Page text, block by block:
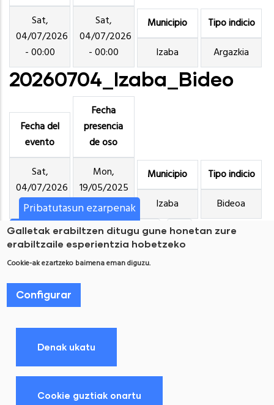
Sat,
04/07/2026
- 00:00
Sat,
04/07/2026
- 00:00
Municipio
Izaba
Tipo indicio
Argazkia
20260704_Izaba_Bideo
Fecha del
evento
Sat,
04/07/2026
- 00:00
Fecha
presencia
de oso
Mon,
19/05/2025
- 00:00
Municipio
Izaba
Tipo indicio
Bideoa
CURRENT
PAGE
1 PAGE
2 PAGE
3 PAGE
4 PAGE
5 PAGE
6
Subscribe to
Pie
LEGE OHARRA ETA PRIBATUTASUN POLITIKA
COOKIEN POLITIKA
Pribatutasun ezarpenak
Galletak erabiltzen ditugu gune honetan zure
erabiltzaile esperientzia hobetzeko
Cookie-ak ezartzeko baimena eman diguzu.
Configurar
Denak ukatu
Cookie guztiak onartu